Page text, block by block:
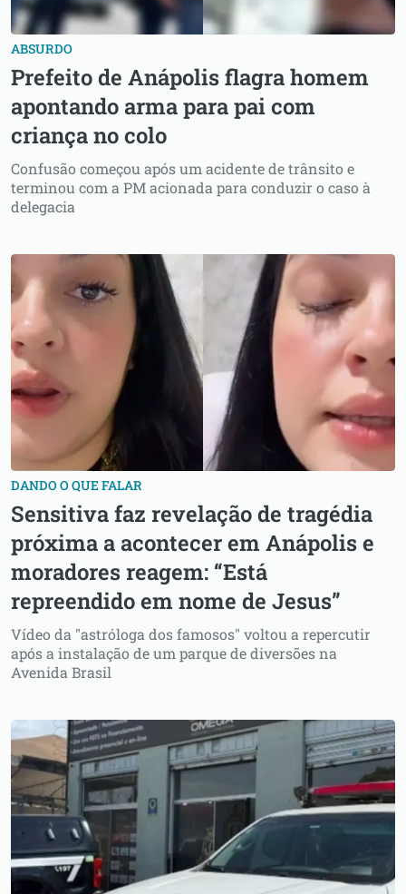
ABSURDO
Prefeito de Anápolis flagra homem
apontando arma para pai com
criança no colo
Confusão começou após um acidente de trânsito e
terminou com a PM acionada para conduzir o caso à
delegacia
DANDO O QUE FALAR
Sensitiva faz revelação de tragédia
próxima a acontecer em Anápolis e
moradores reagem: “Está
repreendido em nome de Jesus”
Vídeo da "astróloga dos famosos" voltou a repercutir
após a instalação de um parque de diversões na
Avenida Brasil